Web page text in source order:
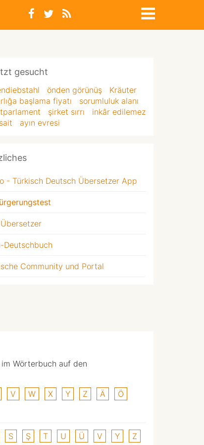
gesucht
önden görünüş
Kräuter
başlama fiyatı
sorumluluk alanı
şirket sırrı
inkâr edilemez
ayın evresi
- Türkisch Deutsch Übersetzer App
Deutschbuch
Community und Portal
Wörterbuch auf den
V W X Y Z Ä
Ö
S Ş T U Ü V Y Z